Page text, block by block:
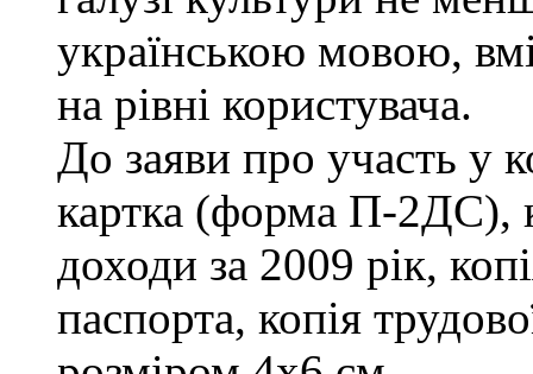
українською мовою,
на рівні користувача.
До заяви про участь у
картка (форма П-2ДС),
доходи за 2009 рік,
паспорта, копія